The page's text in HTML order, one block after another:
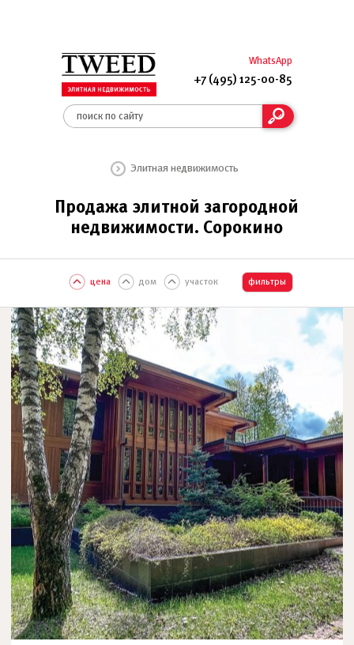
WhatsApp
+7 (495) 125-00-85
Элитная недвижимость
Продажа элитной загородной
недвижимости. Сорокино
цена дом участок фильтры